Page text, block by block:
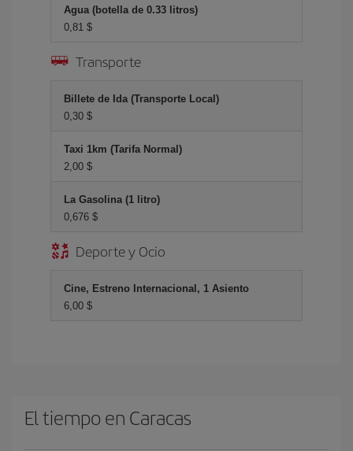
Agua (botella de 0.33 litros)
0,81 $
Transporte
Billete de Ida (Transporte Local)
0,30 $
Taxi 1km (Tarifa Normal)
2,00 $
La Gasolina (1 litro)
0,676 $
Deporte y Ocio
Cine, Estreno Internacional, 1 Asiento
6,00 $
El tiempo en Caracas